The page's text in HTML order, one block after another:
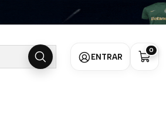
ENTRAR
0